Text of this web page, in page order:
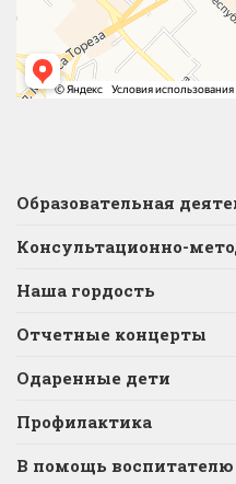
Образовательная
Консультационно-
Наша гордость
Отчетные концерты
Одаренные дети
Профилактика
В помощь воспитателю